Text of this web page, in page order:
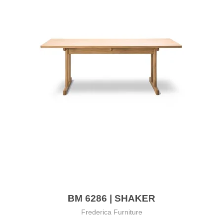
BM 6286 | SHAKER
Frederica Furniture